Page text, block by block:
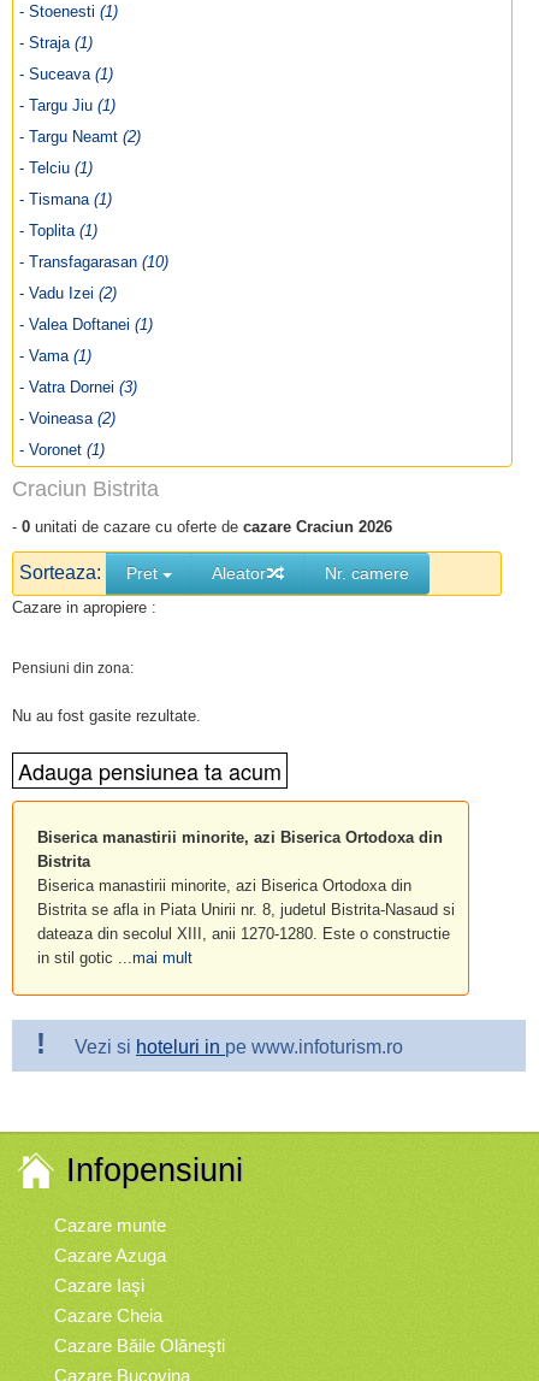
- Stoenesti (1)
- Straja (1)
- Suceava (1)
- Targu Jiu (1)
- Targu Neamt (2)
- Telciu (1)
- Tismana (1)
- Toplita (1)
- Transfagarasan (10)
- Vadu Izei (2)
- Valea Doftanei (1)
- Vama (1)
- Vatra Dornei (3)
- Voineasa (2)
- Voronet (1)
Craciun Bistrita
- 0 unitati de cazare cu oferte de cazare Craciun 2026
Sorteaza: Pret Aleator Nr. camere
Cazare in apropiere :
Pensiuni din zona:
Nu au fost gasite rezultate.
Biserica manastirii minorite, azi Biserica Ortodoxa din
Bistrita
Biserica manastirii minorite, azi Biserica Ortodoxa din
Bistrita se afla in Piata Unirii nr. 8, judetul Bistrita-Nasaud si
dateaza din secolul XIII, anii 1270-1280. Este o constructie
in stil gotic ...mai mult
! Vezi si hoteluri in pe www.infoturism.ro
Infopensiuni
Cazare munte
Cazare Azuga
Cazare Iaşi
Cazare Cheia
Cazare Băile Olăneşti
Cazare Bucovina